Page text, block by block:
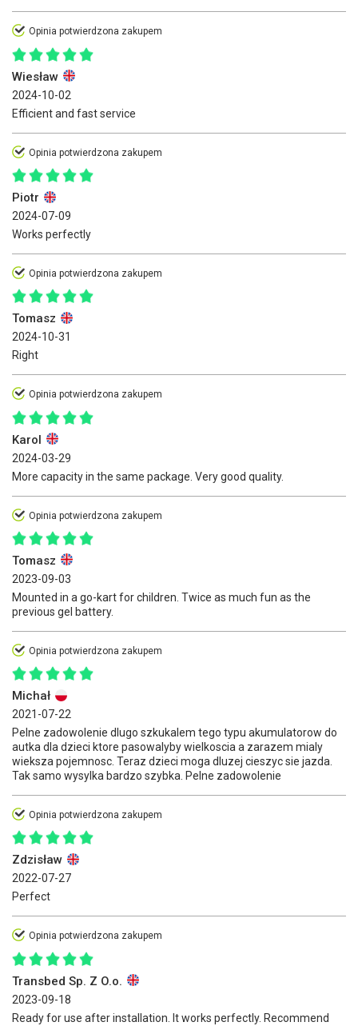
Opinia potwierdzona zakupem
Wiesław
2024-10-02
Efficient and fast service
Opinia potwierdzona zakupem
Piotr
2024-07-09
Works perfectly
Opinia potwierdzona zakupem
Tomasz
2024-10-31
Right
Opinia potwierdzona zakupem
Karol
2024-03-29
More capacity in the same package. Very good quality.
Opinia potwierdzona zakupem
Tomasz
2023-09-03
Mounted in a go-kart for children. Twice as much fun as the
previous gel battery.
Opinia potwierdzona zakupem
Michał
2021-07-22
Pelne zadowolenie dlugo szkukalem tego typu akumulatorow do
autka dla dzieci ktore pasowalyby wielkoscia a zarazem mialy
wieksza pojemnosc. Teraz dzieci moga dluzej cieszyc sie jazda.
Tak samo wysylka bardzo szybka. Pelne zadowolenie
Opinia potwierdzona zakupem
Zdzisław
2022-07-27
Perfect
Opinia potwierdzona zakupem
Transbed Sp. Z O.o.
2023-09-18
Ready for use after installation. It works perfectly. Recommend